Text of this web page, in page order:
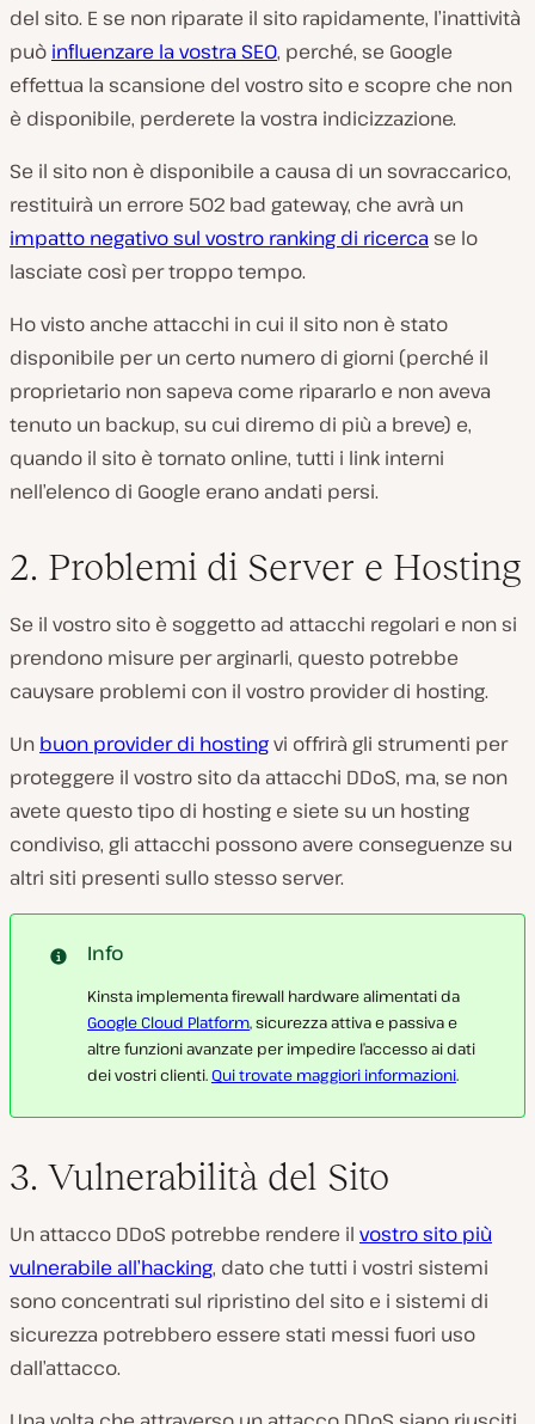
del sito. E se non riparate il sito rapidamente, l’inattività
può influenzare la vostra SEO, perché, se Google
effettua la scansione del vostro sito e scopre che non
è disponibile, perderete la vostra indicizzazione.
Se il sito non è disponibile a causa di un sovraccarico,
restituirà un errore 502 bad gateway, che avrà un
impatto negativo sul vostro ranking di ricerca se lo
lasciate così per troppo tempo.
Ho visto anche attacchi in cui il sito non è stato
disponibile per un certo numero di giorni (perché il
proprietario non sapeva come ripararlo e non aveva
tenuto un backup, su cui diremo di più a breve) e,
quando il sito è tornato online, tutti i link interni
nell’elenco di Google erano andati persi.
2. Problemi di Server e Hosting
Se il vostro sito è soggetto ad attacchi regolari e non si
prendono misure per arginarli, questo potrebbe
cauysare problemi con il vostro provider di hosting.
Un buon provider di hostingvi offrirà gli strumenti per
proteggere il vostro sito da attacchi DDoS, ma, se non
avete questo tipo di hosting e siete su un hosting
condiviso, gli attacchi possono avere conseguenze su
altri siti presenti sullo stesso server.
Info
Kinsta implementa firewall hardware alimentati da
Google Cloud Platform, sicurezza attiva e passiva e
altre funzioni avanzate per impedire l’accesso ai dati
dei vostri clienti.Qui trovate maggiori informazioni.
3. Vulnerabilità del Sito
Un attacco DDoS potrebbe rendere il vostro sito più
vulnerabile all’hacking, dato che tutti i vostri sistemi
sono concentrati sul ripristino del sito e i sistemi di
sicurezza potrebbero essere stati messi fuori uso
dall’attacco.